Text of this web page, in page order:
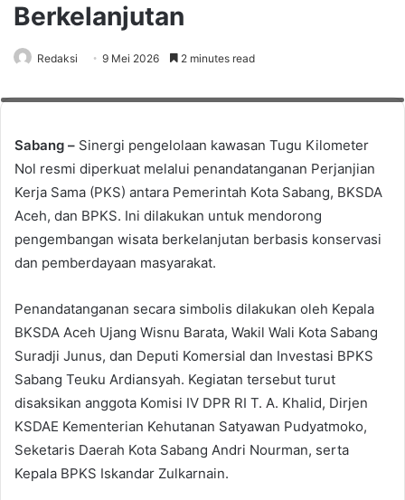
Berkelanjutan
Redaksi 9 Mei 2026 2 minutes read
Sabang – Sinergi pengelolaan kawasan Tugu Kilometer
Nol resmi diperkuat melalui penandatanganan Perjanjian
Kerja Sama (PKS) antara Pemerintah Kota Sabang, BKSDA
Aceh, dan BPKS. Ini dilakukan untuk mendorong
pengembangan wisata berkelanjutan berbasis konservasi
dan pemberdayaan masyarakat.
Penandatanganan secara simbolis dilakukan oleh Kepala
BKSDA Aceh Ujang Wisnu Barata, Wakil Wali Kota Sabang
Suradji Junus, dan Deputi Komersial dan Investasi BPKS
Sabang Teuku Ardiansyah. Kegiatan tersebut turut
disaksikan anggota Komisi IV DPR RI T. A. Khalid, Dirjen
KSDAE Kementerian Kehutanan Satyawan Pudyatmoko,
Seketaris Daerah Kota Sabang Andri Nourman, serta
Kepala BPKS Iskandar Zulkarnain.